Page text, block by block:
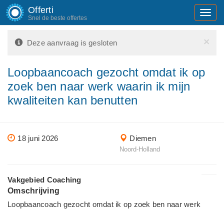
Offerti
Snel de beste offertes
×
Deze aanvraag is gesloten
Loopbaancoach gezocht omdat ik op
zoek ben naar werk waarin ik mijn
kwaliteiten kan benutten
18 juni 2026 Diemen
Noord-Holland
Vakgebied Coaching
Omschrijving
Loopbaancoach gezocht omdat ik op zoek ben naar werk